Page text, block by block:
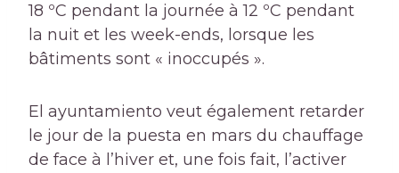
18 ºC pendant la journée à 12 ºC pendant
la nuit et les week-ends, lorsque les
bâtiments sont « inoccupés ».
El ayuntamiento veut également retarder
le jour de la puesta en mars du chauffage
de face à l’hiver et, une fois fait, l’activer